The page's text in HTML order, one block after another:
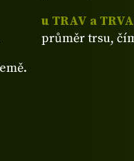
u TRAV a
průměr trsu,